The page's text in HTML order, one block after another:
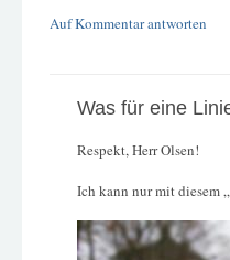
Auf Kommentar antworten
Was für eine
Respekt, Herr Olsen!
Ich kann nur mit diesem